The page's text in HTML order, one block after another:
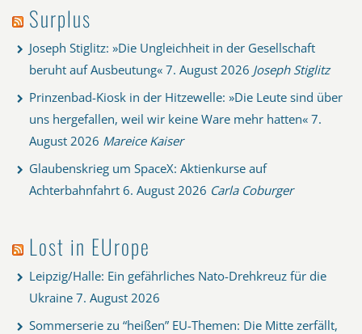
Surplus
Joseph Stiglitz: »Die Ungleichheit in der Gesellschaft
beruht auf Ausbeutung« 7. August 2026 Joseph Stiglitz
Prinzenbad-Kiosk in der Hitzewelle: »Die Leute sind über
uns hergefallen, weil wir keine Ware mehr hatten« 7.
August 2026 Mareice Kaiser
Glaubenskrieg um SpaceX: Aktienkurse auf
Achterbahnfahrt 6. August 2026 Carla Coburger
Lost in EUrope
Leipzig/Halle: Ein gefährliches Nato-Drehkreuz für die
Ukraine 7. August 2026
Sommerserie zu “heißen” EU-Themen: Die Mitte zerfällt,